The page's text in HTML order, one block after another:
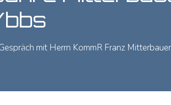
mit Herrn KommR Franz Mitterbauer